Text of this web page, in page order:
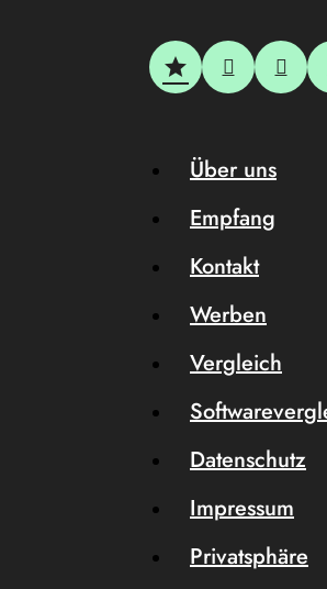
Über uns
Empfang
Kontakt
Werben
Vergleich
Datenschutz
Impressum
Privatsphäre